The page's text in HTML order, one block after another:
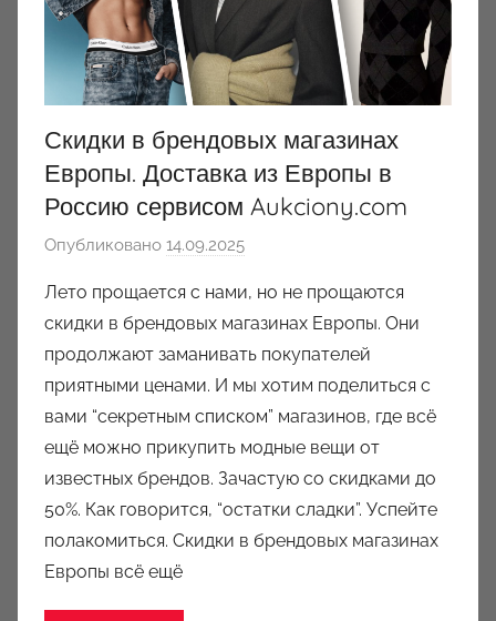
Скидки в брендовых магазинах
Европы. Доставка из Европы в
Россию сервисом Aukciony.com
Опубликовано 14.09.2025
т
о
р
о
м
a
u
k
c
Лето прощается с нами, но не прощаются
скидки в брендовых магазинах Европы. Они
продолжают заманивать покупателей
приятными ценами. И мы хотим поделиться с
вами “секретным списком” магазинов, где всё
ещё можно прикупить модные вещи от
известных брендов. Зачастую со скидками до
50%. Как говорится, “остатки сладки”. Успейте
полакомиться. Скидки в брендовых магазинах
Европы всё ещё